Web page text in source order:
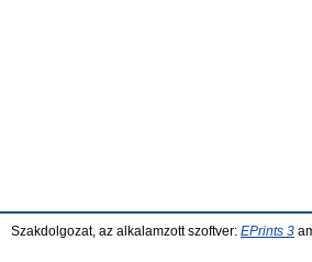
Szakdolgozat, az alkalamzott szoftver: EPrints 3